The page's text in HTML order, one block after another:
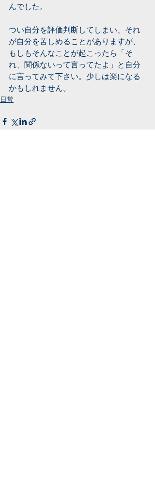
んでした。
つい自分を評価判断してしまい、それ
が自分を苦しめることがありますが、
もしもそんなことが起こったら「そ
れ、関係ないって言ってたよ」と自分
に言ってみて下さい。少しは楽になる
かもしれません。
日常